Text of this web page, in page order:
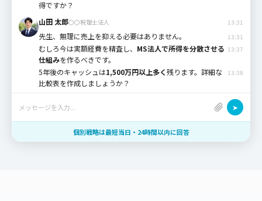
得ですか？
山田 太郎〇〇税理士法人 13:31
先生、無理に売上を抑える必要はありません。 13:31
むしろ今は実額経費を精査し、 MS法人で所得を分散させる
仕組みを作るべきです。
13:37
5年後のキャッシュは1,500万円以上多く残ります。詳細な
比較表を作成しましょうか？
13:38
メッセージを入力... ➤
個別戦略は最短当日・24時間以内に回答